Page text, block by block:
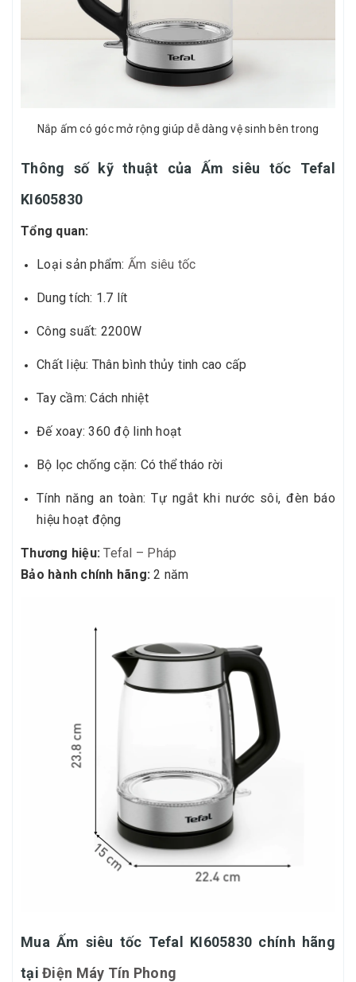
Nắp ấm có góc mở rộng giúp dễ dàng vệ sinh bên trong
Thông số kỹ thuật của Ấm siêu tốc Tefal
KI605830
Tổng quan:
Loại sản phẩm: Ấm siêu tốc
Dung tích: 1.7 lít
Công suất: 2200W
Chất liệu: Thân bình thủy tinh cao cấp
Tay cầm: Cách nhiệt
Đế xoay: 360 độ linh hoạt
Bộ lọc chống cặn: Có thể tháo rời
Tính năng an toàn: Tự ngắt khi nước sôi, đèn báo
hiệu hoạt động
Thương hiệu: Tefal – Pháp
Bảo hành chính hãng: 2 năm
Mua Ấm siêu tốc Tefal KI605830 chính hãng
tạiĐiện Máy Tín Phong